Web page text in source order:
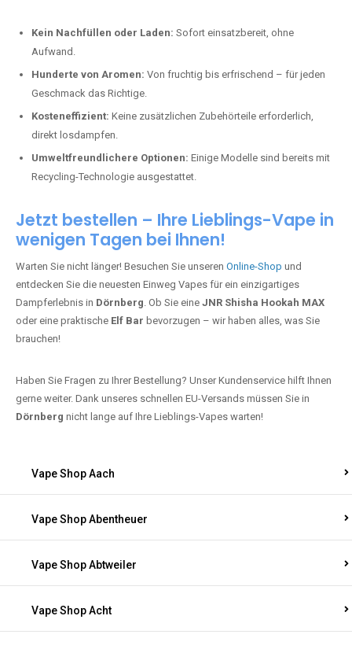
Kein Nachfüllen oder Laden: Sofort einsatzbereit, ohne
Aufwand.
Hunderte von Aromen: Von fruchtig bis erfrischend – für jeden
Geschmack das Richtige.
Kosteneffizient: Keine zusätzlichen Zubehörteile erforderlich,
direkt losdampfen.
Umweltfreundlichere Optionen: Einige Modelle sind bereits mit
Recycling-Technologie ausgestattet.
Jetzt bestellen – Ihre Lieblings-Vape in
wenigen Tagen bei Ihnen!
Warten Sie nicht länger! Besuchen Sie unseren Online-Shop und
entdecken Sie die neuesten Einweg Vapes für ein einzigartiges
Dampferlebnis in Dörnberg. Ob Sie eine JNR Shisha Hookah MAX
oder eine praktische Elf Bar bevorzugen – wir haben alles, was Sie
brauchen!
Haben Sie Fragen zu Ihrer Bestellung? Unser Kundenservice hilft Ihnen
gerne weiter. Dank unseres schnellen EU-Versands müssen Sie in
Dörnberg nicht lange auf Ihre Lieblings-Vapes warten!
Vape Shop Aach
Vape Shop Abentheuer
Vape Shop Abtweiler
Vape Shop Acht